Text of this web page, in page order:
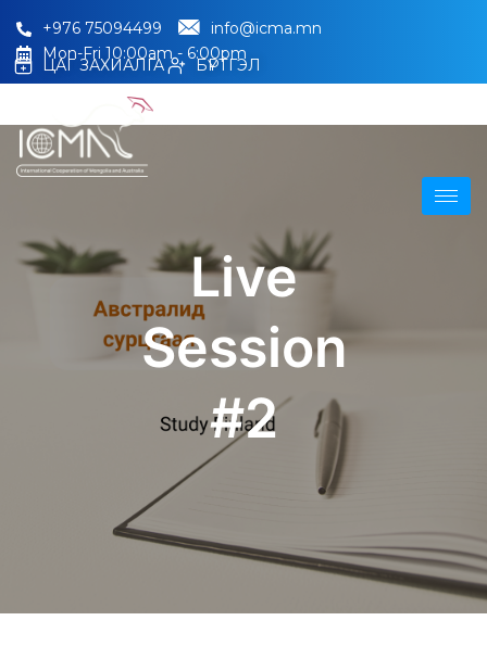
+976 75094499
info@icma.mn
Mon-Fri 10:00am - 6:00pm
ЦАГ ЗАХИАЛГА БҮРТГЭЛ
Live
Session
#2